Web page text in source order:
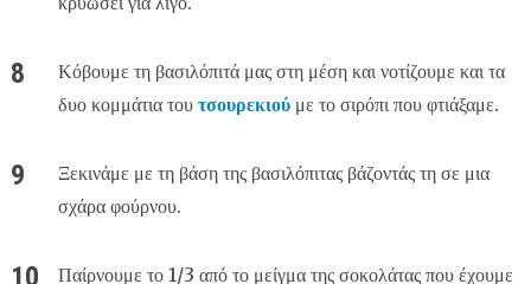
Κόβουμε τη βασιλόπιτά μας στη μέση και νοτίζουμε και τα
δυο κομμάτια του τσουρεκιούμε το σιρόπι που φτιάξαμε.
Ξεκινάμε με τη βάση της βασιλόπιτας βάζοντάς τη σε μια
σχάρα φούρνου.
Παίρνουμε το 1/3 από το μείγμα της σοκολάτας που έχουμε